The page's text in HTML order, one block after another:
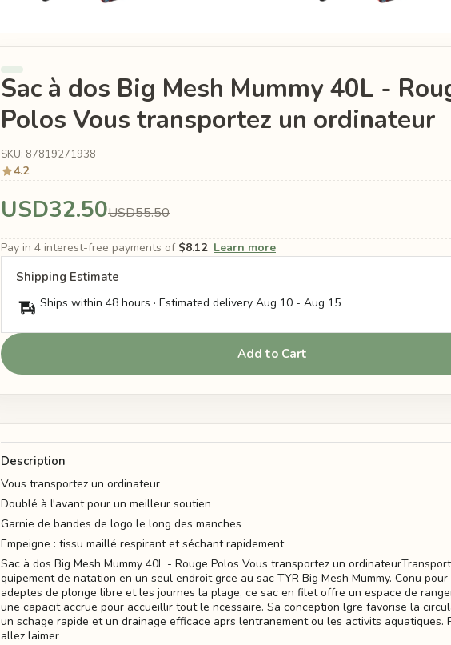
Sac à dos Big Mesh Mummy 40L -
Polos Vous transportez un ordinateur
SKU: 87819271938
4.2
USD32.50USD55.50
Pay in 4 interest-free payments of $8.12 Learn more
Shipping Estimate
Ships within 48 hours · Estimated delivery Aug 10 - Aug 15
Add to Cart
Description
Vous transportez un ordinateur
Doublé à l'avant pour un meilleur soutien
Garnie de bandes de logo le long des manches
Empeigne : tissu maillé respirant et séchant rapidement
Sac à dos Big Mesh Mummy 40L - Rouge Polos Vous transportez un
quipement de natation en un seul endroit grce au sac TYR Big Mesh Mummy. Conu
adeptes de plonge libre et les journes la plage, ce sac en filet offre un espace de
une capacit accrue pour accueillir tout le ncessaire. Sa conception lgre favorise la
un schage rapide et un drainage efficace aprs lentranement ou les activits aquatiques.
allez laimer